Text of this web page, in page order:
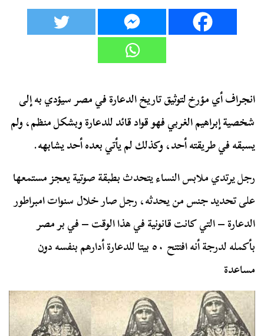
انجراف أي مؤرخ لتوثيق تاريخ الدعارة في مصر سيؤدي به إلى
شخصية إبراهيم الغربي فهو قواد قائد للدعارة وبشكل منظم، ولم
يسبقه في طريقته أحد، وكذلك لم يأتي بعده أحد يشابهه.
رجل يرتدي ملابس النساء يتحدث بطبقة صوتية يعجز مستمعها
على تحديد جنس من يحدثه، رجل صار خلال سنوات امبراطور
الدعارة – التي كانت قانونية في هذا الوقت – في بر مصر
بأكمله لدرجة أنه افتتح ٥٠ بيتا للدعارة أدارهم بنفسه دون
مساعدة